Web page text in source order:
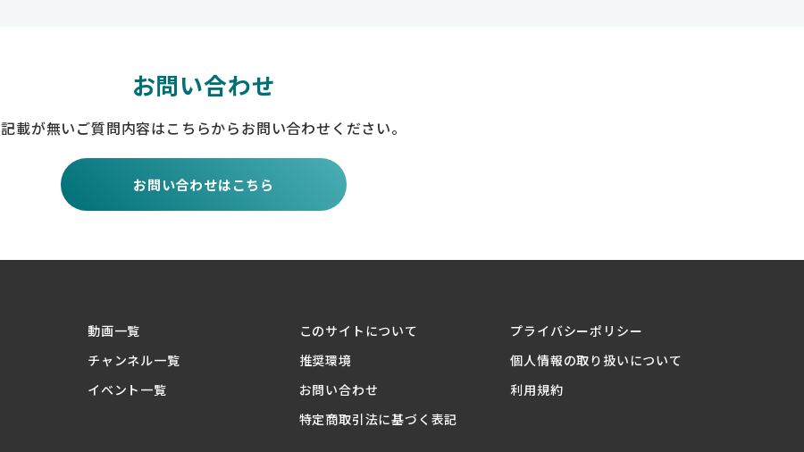
お問い合わせ
記載が無いご質問内容はこちらからお問い合わせください。
お問い合わせはこちら
動画一覧 このサイトについて
プライバシーポリシー
チャンネル一覧
推奨環境
個人情報の取り扱いについて
イベント一覧
お問い合わせ
利用規約
特定商取引法に基づく表記